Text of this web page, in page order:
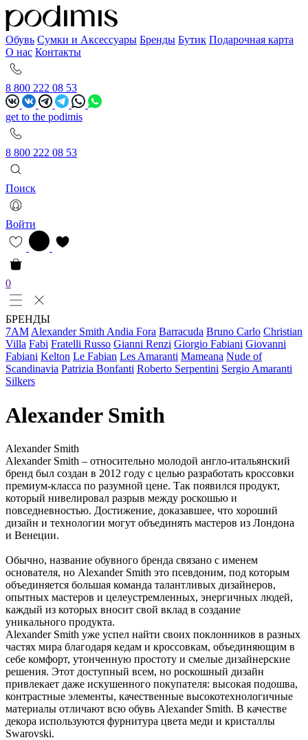
Обувь Сумки и Аксессуары Бренды Бутик Подарочная карта
О нас Контакты
8 800 222 08 53
get to the podimis
8 800 222 08 53
Поиск
Войти
0
БРЕНДЫ
7AM Alexander Smith Andia Fora Barracuda Bruno Carlo Christian
Villa Fabi Fratelli Russo Gianni Renzi Giorgio Fabiani Giovanni
Fabiani Kelton Le Fabian Les Amaranti Mameana Nude of
Scandinavia Patrizia Bonfanti Roberto Serpentini Sergio Amaranti
Silkers
Alexander Smith
Alexander Smith
Alexander Smith – относительно молодой англо-итальянский
бренд был создан в 2012 году с целью разработать кроссовки
премиум-класса по разумной цене. Так появился продукт,
который нивелировал разрыв между роскошью и
повседневностью. Достижение, доказавшее, что хороший
дизайн и технологии могут объединять мастеров из Лондона
и Венеции.
Обычно, название обувного бренда связано с именем
основателя, но Alexander Smith это псевдоним, под которым
объединяется большая команда талантливых дизайнеров,
опытных мастеров и целеустремленных, энергичных людей,
каждый из которых вносит свой вклад в создание
уникального продукта.
Alexander Smith уже успел найти своих поклонников в разных
частях мира благодаря кедам и кроссовкам, объединяющим в
себе комфорт, утонченную простоту и смелые дизайнерские
решения. Этот доступный всем, но роскошный дизайн
привлекает даже искушенного покупателя: высокая подошва,
контрастные элементы, качественные высокотехнологичные
материалы отличают всю обувь Alexander Smith. В качестве
декора используются фурнитура цвета меди и кристаллы
Swarovski.